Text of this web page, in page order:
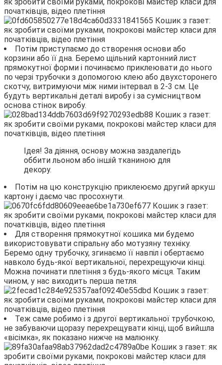
Потім приступаємо до створення основи або
корзини або її дна. Беремо щільний картонний лист
прямокутної форми і починаємо приклеювати до нього
по черзі трубочки з допомогою клею або двухсторонего
скотчу, витримуючи між ними інтервал в 2-3 см. Це
будуть вертикальні деталі виробу і за сумісництвом
основа стінок виробу.
Ідея! За діяння, основу можна заздалегідь
оббити льоном або іншій тканиною для
декору.
Потім на цю конструкцію приклеюємо другий аркуш
картону і даємо час просохнути.
Для створення прямокутної кошика ми будемо
використовувати спіральну або мотузяну техніку.
Беремо одну трубочку, згинаємо її навпіл і обертаємо
навколо будь-якої вертикальної, перехрещуючи кінці.
Можна починати плетіння з будь-якого місця. Таким
чином, у нас виходить перша петля.
Теж саме робимо і з другої вертикальної трубочкою,
не забуваючи щоразу перехрещувати кінці, щоб вийшла
«вісімка», як показано нижче на малюнку.